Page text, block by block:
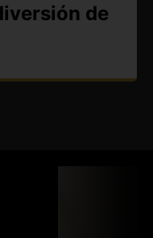
de